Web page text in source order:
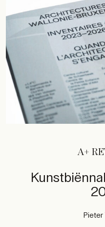
A+
Pieter